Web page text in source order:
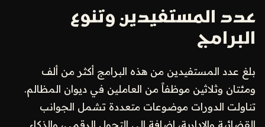
عدد المستفيدين وتنوع
البرامج
بلغ عدد المستفيدين من هذه البرامج أكثر من ألف
ومئتان وثلاثين موظفاً من العاملين في ديوان المظالم.
تناولت الدورات موضوعات متعددة تشمل الجوانب